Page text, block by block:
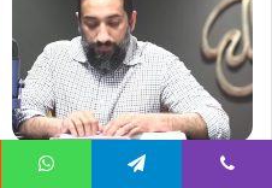
Yusuf Suresi Tefsiri 44. Bölüm